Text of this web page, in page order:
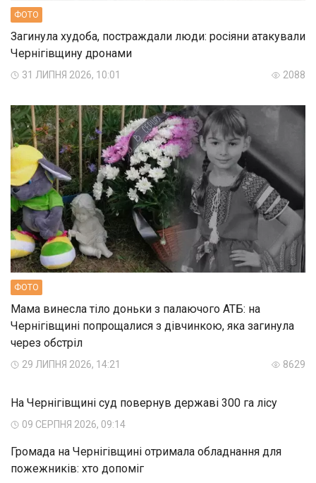
ФОТО
Загинула худоба, постраждали люди: росіяни атакували
Чернігівщину дронами
31 ЛИПНЯ 2026, 10:01 2088
ФОТО
Мама винесла тіло доньки з палаючого АТБ: на
Чернігівщині попрощалися з дівчинкою, яка загинула
через обстріл
29 ЛИПНЯ 2026, 14:21 8629
На Чернігівщині суд повернув державі 300 га лісу
09 СЕРПНЯ 2026, 09:14
Громада на Чернігівщині отримала обладнання для
пожежників: хто допоміг